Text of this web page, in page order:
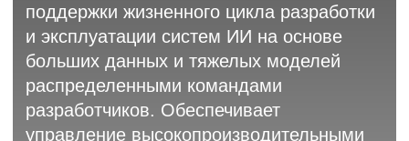
Все материалы, размещённые на данном сайте,
являются объектами авторского права.
Запрещается их копирование, распространение
или любое иное использование без указания
первоисточника.